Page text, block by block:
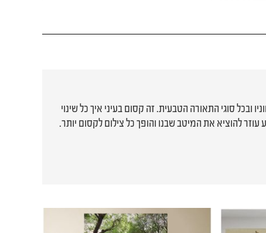
ובכל סוגי התאורה הטבעית. זה קסום בעיני איך כל שינוי
להוציא את המיטב שבנו והופך כל צילום לקסום יותר.